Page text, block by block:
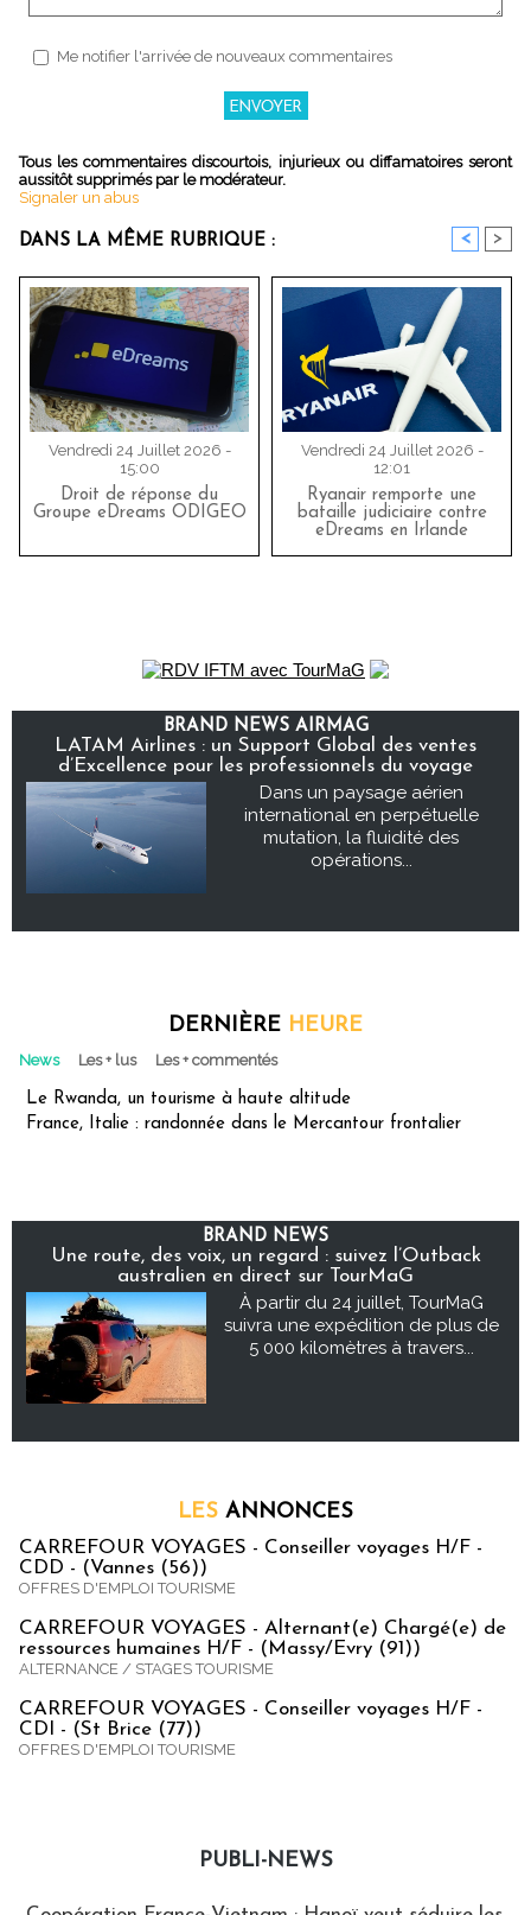
Me notifier l'arrivée de nouveaux commentaires
Tous les commentaires discourtois, injurieux ou diffamatoires seront
aussitôt supprimés par le modérateur.
Signaler un abus
DANS LA MÊME RUBRIQUE : < >
Vendredi 24 Juillet 2026 -
15:00
Droit de réponse du
Groupe eDreams ODIGEO
Vendredi 24 Juillet 2026 -
12:01
Ryanair remporte une
bataille judiciaire contre
eDreams en Irlande
BRAND NEWS AIRMAG
LATAM Airlines : un Support Global des ventes
d’Excellence pour les professionnels du voyage
Dans un paysage aérien
international en perpétuelle
mutation, la fluidité des
opérations...
DERNIÈRE HEURE
News Les + lus Les + commentés
Le Rwanda, un tourisme à haute altitude
France, Italie : randonnée dans le Mercantour frontalier
BRAND NEWS
Une route, des voix, un regard : suivez l’Outback
australien en direct sur TourMaG
À partir du 24 juillet, TourMaG
suivra une expédition de plus de
5 000 kilomètres à travers...
LES ANNONCES
CARREFOUR VOYAGES - Conseiller voyages H/F -
CDD - (Vannes (56))
OFFRES D'EMPLOI TOURISME
CARREFOUR VOYAGES - Alternant(e) Chargé(e) de
ressources humaines H/F - (Massy/Evry (91))
ALTERNANCE / STAGES TOURISME
CARREFOUR VOYAGES - Conseiller voyages H/F -
CDI - (St Brice (77))
OFFRES D'EMPLOI TOURISME
PUBLI-NEWS